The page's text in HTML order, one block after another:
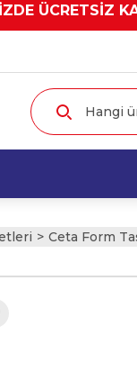
ÜCRETSİZ
Ceta Form